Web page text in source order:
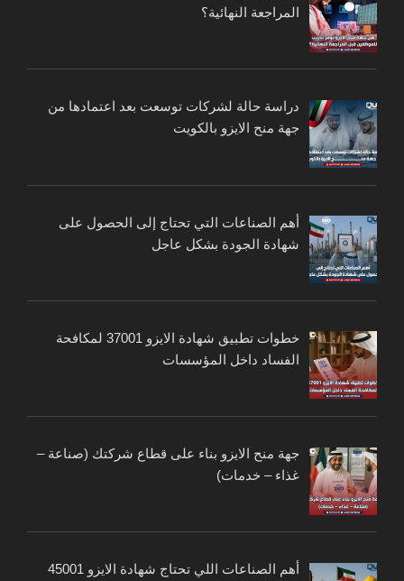
المراجعة النهائية؟
دراسة حالة لشركات توسعت بعد اعتمادها من
جهة منح الايزو بالكويت
أهم الصناعات التي تحتاج إلى الحصول على
شهادة الجودة بشكل عاجل
خطوات تطبيق شهادة الايزو 37001 لمكافحة
الفساد داخل المؤسسات
جهة منح الايزو بناء على قطاع شركتك (صناعة –
غذاء – خدمات)
أهم الصناعات اللي تحتاج شهادة الايزو 45001